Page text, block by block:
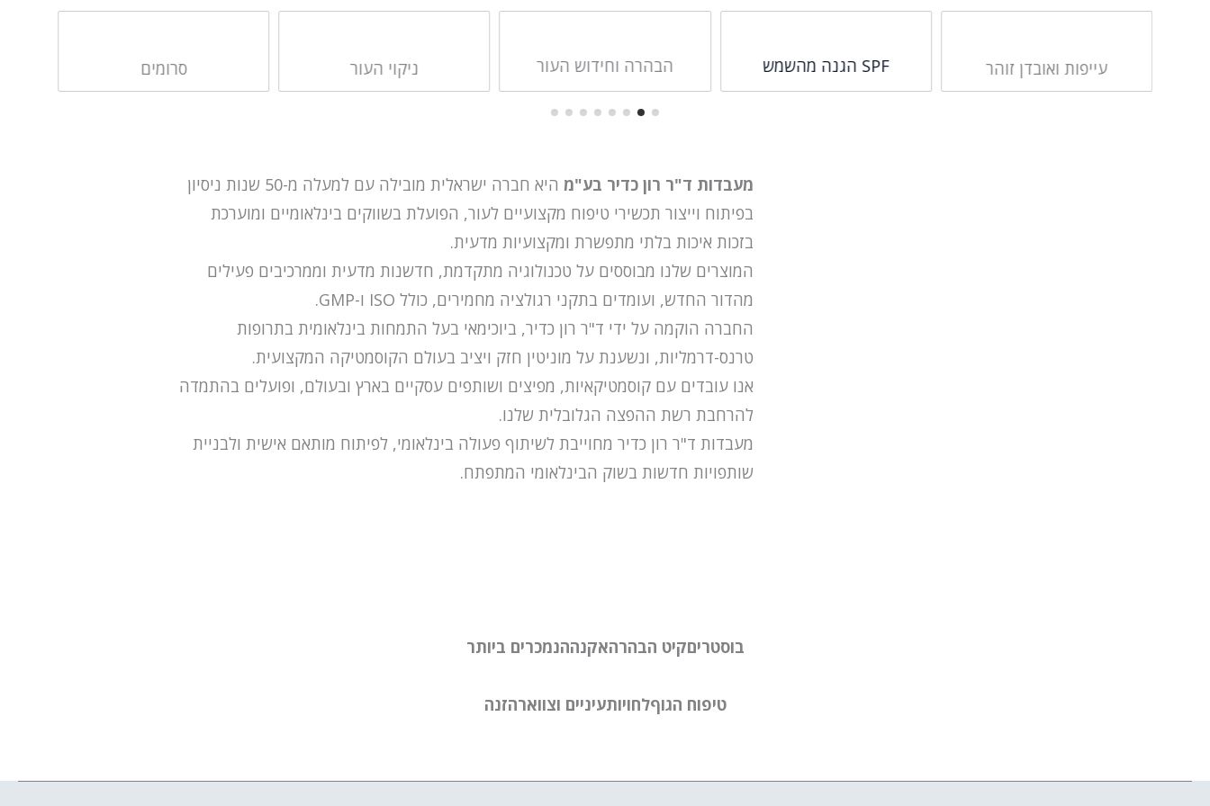
עייפות ואובדן זוהר SPF הגנה מהשמש הבהרה וחידוש העור ניקוי העור סרומים
מעבדות ד"ר רון כדיר בע"מ
היא חברה ישראלית מובילה עם למעלה מ-50 שנות ניסיון
בפיתוח וייצור תכשירי טיפוח מקצועיים לעור, הפועלת בשווקים בינלאומיים ומוערכת
בזכות איכות בלתי מתפשרת ומקצועיות מדעית.
המוצרים שלנו מבוססים על טכנולוגיה מתקדמת, חדשנות מדעית וממרכיבים פעילים
מהדור החדש, ועומדים בתקני רגולציה מחמירים, כולל ISO ו-GMP.
החברה הוקמה על ידי ד"ר רון כדיר, ביוכימאי בעל התמחות בינלאומית בתרופות
טרנס-דרמליות, ונשענת על מוניטין חזק ויציב בעולם הקוסמטיקה המקצועית.
אנו עובדים עם קוסמטיקאיות, מפיצים ושותפים עסקיים בארץ ובעולם, ופועלים בהתמדה
להרחבת רשת ההפצה הגלובלית שלנו.
מעבדות ד"ר רון כדיר מחוייבת לשיתוף פעולה בינלאומי, לפיתוח מותאם אישית ולבניית
שותפויות חדשות בשוק הבינלאומי המתפתח.
בוסטריםקיט הבהרהאקנההנמכרים ביותר
טיפוח הגוףלחויותעיניים וצווארהזנה